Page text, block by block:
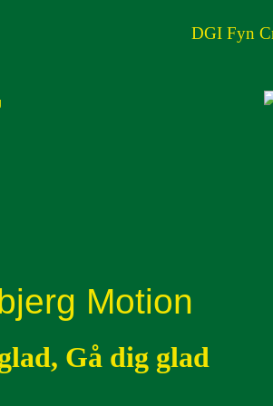
DGI Fyn
Motion
Gå dig glad